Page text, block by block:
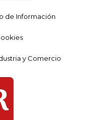
de Información
y Comercio